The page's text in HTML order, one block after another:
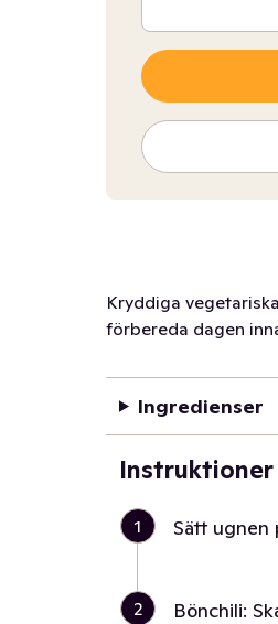
Kryddiga
förbereda dagen
Ingredienser
Instruktioner
1 Sätt ugnen
2
Bönchili: